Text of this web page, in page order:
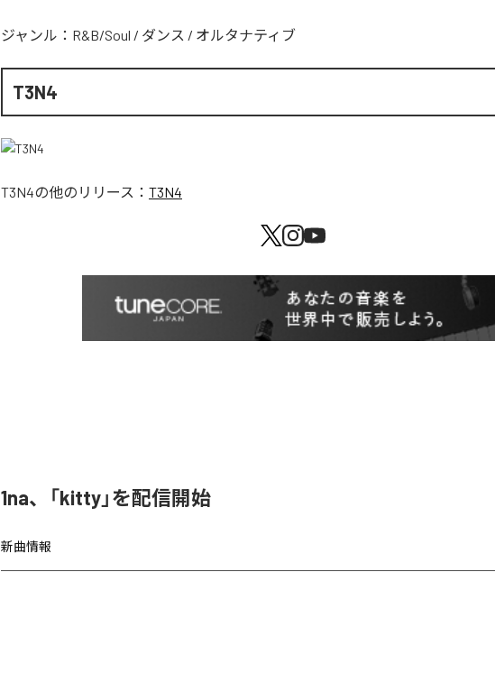
ジャンル： R&B/Soul / ダンス / オルタナティブ
T3N4
T3N4の他のリリース： T3N4
1na、「kitty」を配信開始
新曲情報